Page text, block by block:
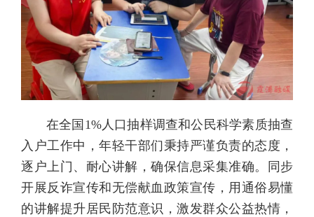
在全国1%人口抽样调查和公民科学素质抽查
入户工作中，年轻干部们秉持严谨负责的态度，
逐户上门、耐心讲解，确保信息采集准确。同步
开展反诈宣传和无偿献血政策宣传，用通俗易懂
的讲解提升居民防范意识，激发群众公益热情，